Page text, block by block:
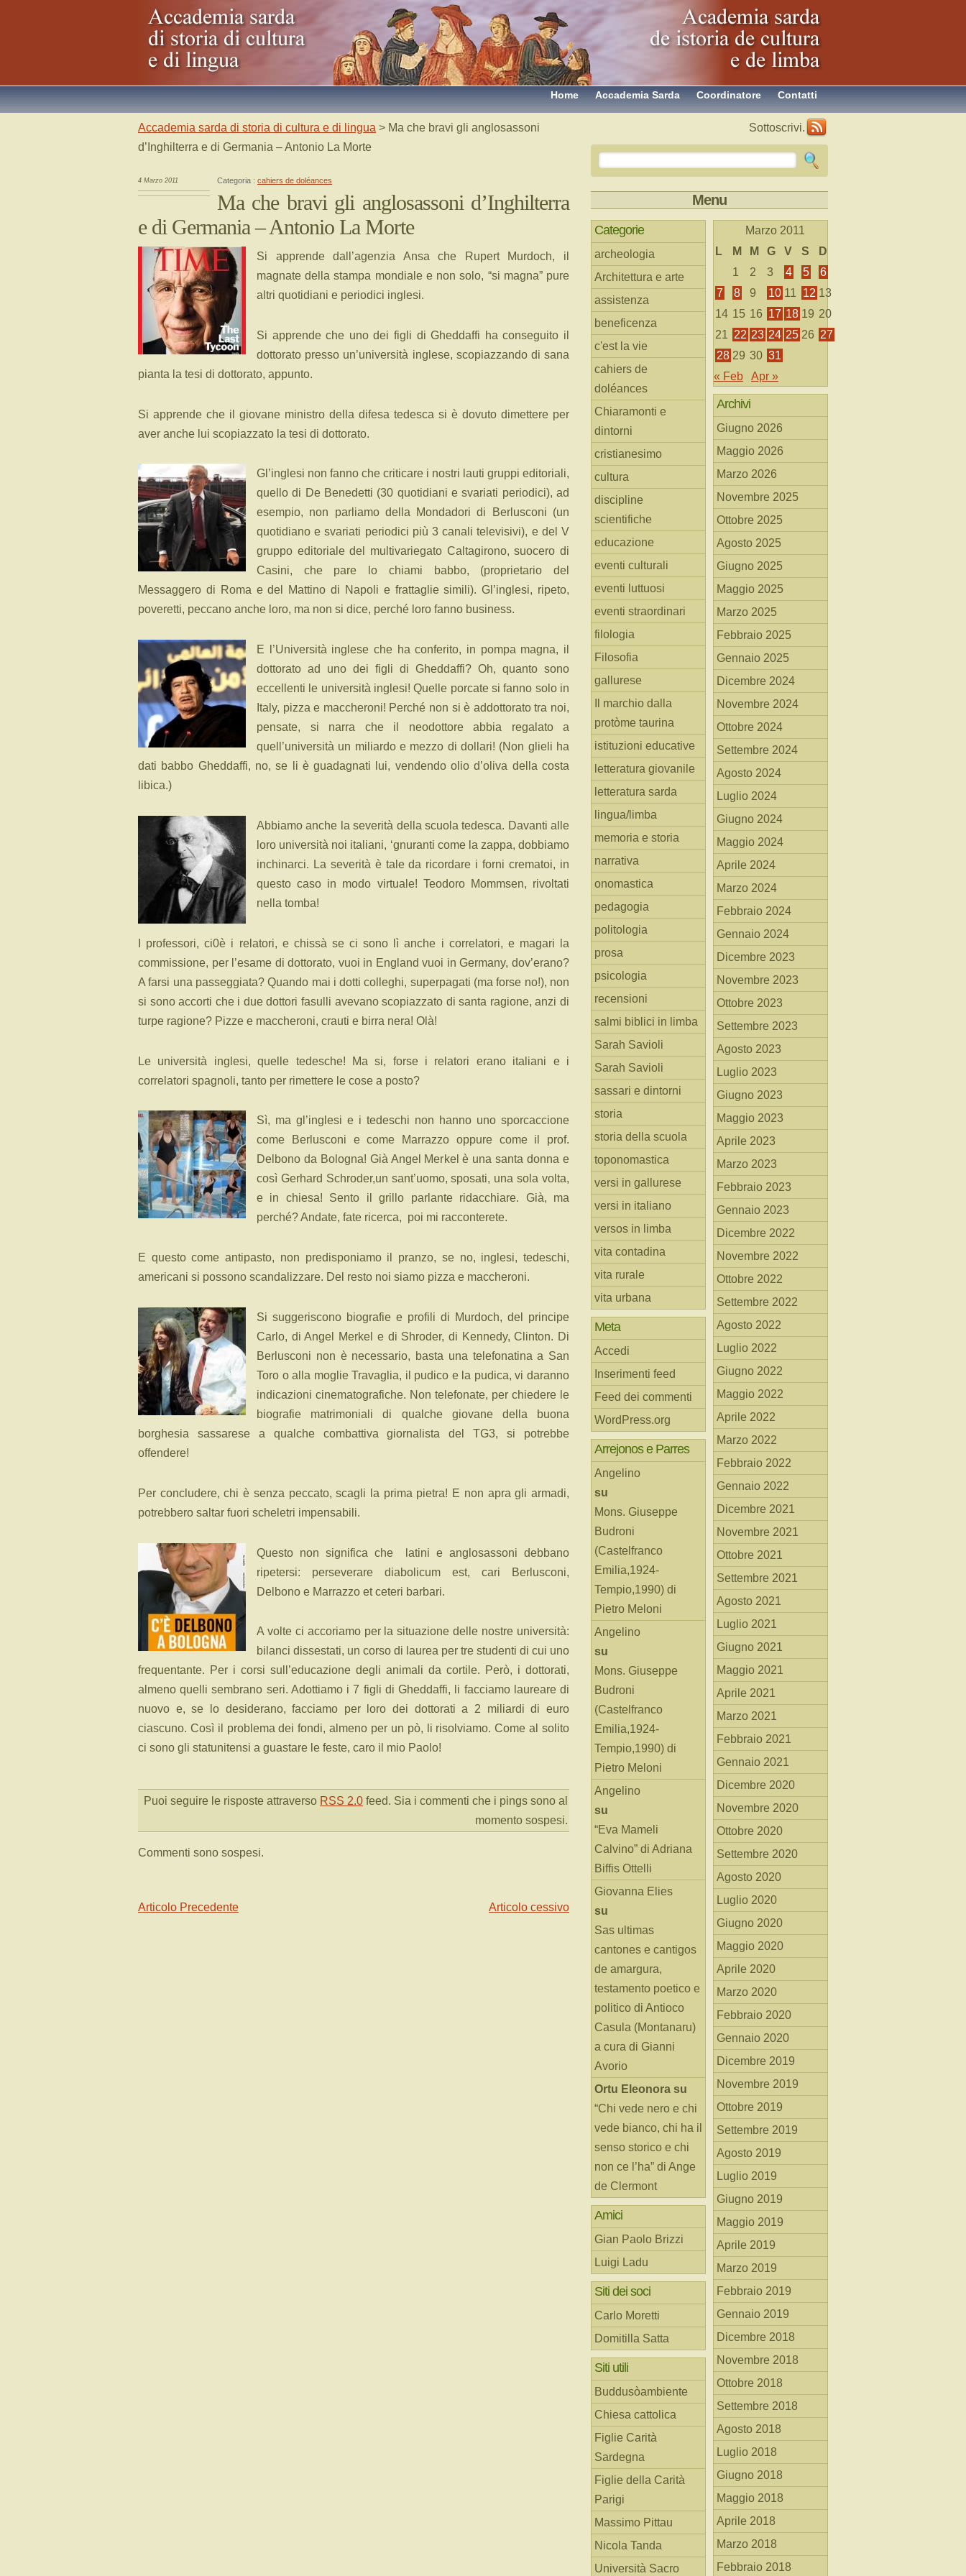
Contatti
Coordinatore
Accademia Sarda
Home
Accademia sarda di storia di cultura e di lingua > Ma che bravi gli anglosassoni
d’Inghilterra e di Germania – Antonio La Morte
4 Marzo 2011 Categoria : cahiers de doléances
Ma che bravi gli anglosassoni d’Inghilterra
e di Germania – Antonio La Morte
Si apprende dall’agenzia Ansa che Rupert Murdoch, il
magnate della stampa mondiale e non solo, “si magna” pure
altri quotidiani e periodici inglesi.
Si apprende che uno dei figli di Gheddaffi ha conseguito il
dottorato presso un’università inglese, scopiazzando di sana
pianta la tesi di dottorato, appunto.
Si apprende che il giovane ministro della difesa tedesca si è dovuto dimettere per
aver anche lui scopiazzato la tesi di dottorato.
Gl’inglesi non fanno che criticare i nostri lauti gruppi editoriali,
quello di De Benedetti (30 quotidiani e svariati periodici), ad
esempio, non parliamo della Mondadori di Berlusconi (un
quotidiano e svariati periodici più 3 canali televisivi), e del V
gruppo editoriale del multivariegato Caltagirono, suocero di
Casini, che pare lo chiami babbo, (proprietario del
Messaggero di Roma e del Mattino di Napoli e frattaglie simili). Gl’inglesi, ripeto,
poveretti, peccano anche loro, ma non si dice, perché loro fanno business.
E l’Università inglese che ha conferito, in pompa magna, il
dottorato ad uno dei figli di Gheddaffi? Oh, quanto sono
eccellenti le università inglesi! Quelle porcate si fanno solo in
Italy, pizza e maccheroni! Perché non si è addottorato tra noi,
pensate, si narra che il neodottore abbia regalato a
quell’università un miliardo e mezzo di dollari! (Non glieli ha
dati babbo Gheddaffi, no, se li è guadagnati lui, vendendo olio d’oliva della costa
libica.)
Abbiamo anche la severità della scuola tedesca. Davanti alle
loro università noi italiani, ‘gnuranti come la zappa, dobbiamo
inchinarci. La severità è tale da ricordare i forni crematoi, in
questo caso in modo virtuale! Teodoro Mommsen, rivoltati
nella tomba!
I professori, ci0è i relatori, e chissà se ci sono lì anche i correlatori, e magari la
commissione, per l’esame di dottorato, vuoi in England vuoi in Germany, dov’erano?
A farsi una passeggiata? Quando mai i dotti colleghi, superpagati (ma forse no!), non
si sono accorti che i due dottori fasulli avevano scopiazzato di santa ragione, anzi di
turpe ragione? Pizze e maccheroni, crauti e birra nera! Olà!
Le università inglesi, quelle tedesche! Ma si, forse i relatori erano italiani e i
correlatori spagnoli, tanto per rimettere le cose a posto?
Sì, ma gl’inglesi e i tedeschi non hanno uno sporcaccione
come Berlusconi e come Marrazzo oppure come il prof.
Delbono da Bologna! Già Angel Merkel è una santa donna e
così Gerhard Schroder,un sant’uomo, sposati, una sola volta,
e in chiesa! Sento il grillo parlante ridacchiare. Già, ma
perché? Andate, fate ricerca, poi mi racconterete.
E questo come antipasto, non predisponiamo il pranzo, se no, inglesi, tedeschi,
americani si possono scandalizzare. Del resto noi siamo pizza e maccheroni.
Si suggeriscono biografie e profili di Murdoch, del principe
Carlo, di Angel Merkel e di Shroder, di Kennedy, Clinton. Di
Berlusconi non è necessario, basta una telefonatina a San
Toro o alla moglie Travaglia, il pudico e la pudica, vi daranno
indicazioni cinematografiche. Non telefonate, per chiedere le
biografie matrimoniali di qualche giovane della buona
borghesia sassarese a qualche combattiva giornalista del TG3, si potrebbe
offendere!
Per concludere, chi è senza peccato, scagli la prima pietra! E non apra gli armadi,
potrebbero saltar fuori scheletri impensabili.
Questo non significa che latini e anglosassoni debbano
ripetersi: perseverare diabolicum est, cari Berlusconi,
Delbono e Marrazzo et ceteri barbari.
A volte ci accoriamo per la situazione delle nostre università:
bilanci dissestati, un corso di laurea per tre studenti di cui uno
frequentante. Per i corsi sull’educazione degli animali da cortile. Però, i dottorati,
almeno quelli sembrano seri. Adottiamo i 7 figli di Gheddaffi, li facciamo laureare di
nuovo e, se lo desiderano, facciamo per loro dei dottorati a 2 miliardi di euro
ciascuno. Così il problema dei fondi, almeno per un pò, li risolviamo. Come al solito
ci sono gli statunitensi a guastare le feste, caro il mio Paolo!
Puoi seguire le risposte attraverso RSS 2.0 feed. Sia i commenti che i pings sono al
momento sospesi.
Commenti sono sospesi.
Articolo Precedente Articolo cessivo
Sottoscrivi.
Menu
Categorie
archeologia
Architettura e arte
assistenza
beneficenza
c'est la vie
cahiers de
doléances
Chiaramonti e
dintorni
cristianesimo
cultura
discipline
scientifiche
educazione
eventi culturali
eventi luttuosi
eventi straordinari
filologia
Filosofia
gallurese
Il marchio dalla
protòme taurina
istituzioni educative
letteratura giovanile
letteratura sarda
lingua/limba
memoria e storia
narrativa
onomastica
pedagogia
politologia
prosa
psicologia
recensioni
salmi biblici in limba
Sarah Savioli
Sarah Savioli
sassari e dintorni
storia
storia della scuola
toponomastica
versi in gallurese
versi in italiano
versos in limba
vita contadina
vita rurale
vita urbana
Meta
Accedi
Inserimenti feed
Feed dei commenti
WordPress.org
Arrejonos e Parres
Angelino
su
Mons. Giuseppe
Budroni
(Castelfranco
Emilia,1924-
Tempio,1990) di
Pietro Meloni
Angelino
su
Mons. Giuseppe
Budroni
(Castelfranco
Emilia,1924-
Tempio,1990) di
Pietro Meloni
Angelino
su
“Eva Mameli
Calvino” di Adriana
Biffis Ottelli
Giovanna Elies
su
Sas ultimas
cantones e cantigos
de amargura,
testamento poetico e
politico di Antioco
Casula (Montanaru)
a cura di Gianni
Avorio
Ortu Eleonora su
“Chi vede nero e chi
vede bianco, chi ha il
senso storico e chi
non ce l’ha” di Ange
de Clermont
Amici
Gian Paolo Brizzi
Luigi Ladu
Siti dei soci
Carlo Moretti
Domitilla Satta
Siti utili
Buddusòambiente
Chiesa cattolica
Figlie Carità
Sardegna
Figlie della Carità
Parigi
Massimo Pittau
Nicola Tanda
Università Sacro
Marzo 2011
L
M M G V S
D
1
2 3 4 5
6
7
8 9 10 11 12 13
14 15 16 17 18 19 20
21 22 23 24 25 26 27
28 29 30 31
« Feb
Apr »
Archivi
Giugno 2026
Maggio 2026
Marzo 2026
Novembre 2025
Ottobre 2025
Agosto 2025
Giugno 2025
Maggio 2025
Marzo 2025
Febbraio 2025
Gennaio 2025
Dicembre 2024
Novembre 2024
Ottobre 2024
Settembre 2024
Agosto 2024
Luglio 2024
Giugno 2024
Maggio 2024
Aprile 2024
Marzo 2024
Febbraio 2024
Gennaio 2024
Dicembre 2023
Novembre 2023
Ottobre 2023
Settembre 2023
Agosto 2023
Luglio 2023
Giugno 2023
Maggio 2023
Aprile 2023
Marzo 2023
Febbraio 2023
Gennaio 2023
Dicembre 2022
Novembre 2022
Ottobre 2022
Settembre 2022
Agosto 2022
Luglio 2022
Giugno 2022
Maggio 2022
Aprile 2022
Marzo 2022
Febbraio 2022
Gennaio 2022
Dicembre 2021
Novembre 2021
Ottobre 2021
Settembre 2021
Agosto 2021
Luglio 2021
Giugno 2021
Maggio 2021
Aprile 2021
Marzo 2021
Febbraio 2021
Gennaio 2021
Dicembre 2020
Novembre 2020
Ottobre 2020
Settembre 2020
Agosto 2020
Luglio 2020
Giugno 2020
Maggio 2020
Aprile 2020
Marzo 2020
Febbraio 2020
Gennaio 2020
Dicembre 2019
Novembre 2019
Ottobre 2019
Settembre 2019
Agosto 2019
Luglio 2019
Giugno 2019
Maggio 2019
Aprile 2019
Marzo 2019
Febbraio 2019
Gennaio 2019
Dicembre 2018
Novembre 2018
Ottobre 2018
Settembre 2018
Agosto 2018
Luglio 2018
Giugno 2018
Maggio 2018
Aprile 2018
Marzo 2018
Febbraio 2018